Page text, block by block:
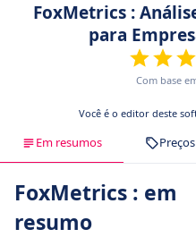
FoxMetrics :
para
Com base
Você é o editor deste
Em resumos Preços
FoxMetrics : em
resumo